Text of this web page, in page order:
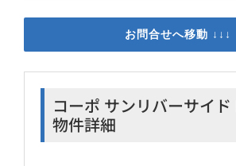
お問合せへ移動 ↓↓↓
コーポ サンリバーサイ
物件詳細